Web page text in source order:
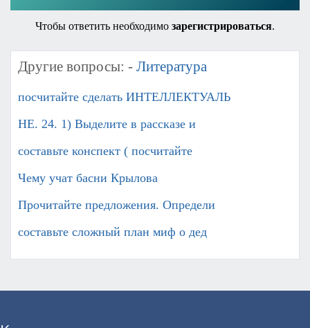
Чтобы ответить необходимо зарегистрироваться.
Другие вопросы: - Литература
посчитайте сделать ИНТЕЛЛЕКТУАЛЬ
НЕ. 24. 1) Выделите в рассказе и
составьте конспект ( посчитайте
Чему учат басни Крылова
Прочитайте предложения. Определи
составьте сложный план миф о дед